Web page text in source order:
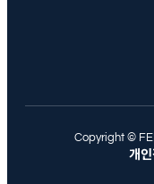
Copyright ©
개